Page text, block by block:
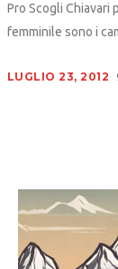
Pro Scogli Chiavari
femminile sono i
LUGLIO 23, 2012